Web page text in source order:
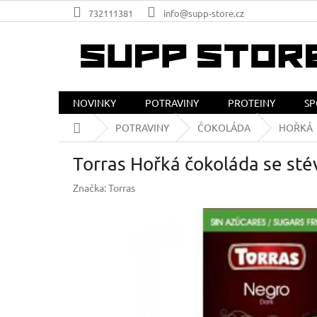
na
732111381 info@supp-store.cz
NOVINKY POTRAVINY PROTEINY
Domů
POTRAVINY ČOKOLÁDA HOŘKÁ
Torras Hořká čokoláda se
Značka:Torras